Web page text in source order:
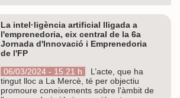
La intel·ligència artificial lligada a
l'emprenedoria, eix central de la 6a
Jornada d'Innovació i Emprenedoria
de l'FP
06/03/2024 - 15.21 h
L’acte, que ha
tingut lloc a La Mercè, té per objectiu
promoure coneixements sobre l'àmbit de